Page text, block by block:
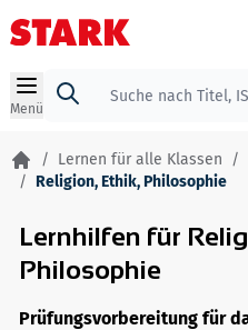
Zum Inhalt springen
Menü
Suche
/ Lernen für alle Klassen /
/ Religion, Ethik, Philosophie
Lernhilfen für
Philosophie
Prüfungsvorbereitung für